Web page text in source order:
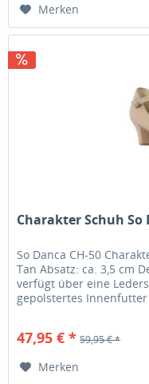
Merken
Charakter Schuh So
So Danca CH-50
Tan Absatz: ca. 3,5 cm
verfügt über eine
gepolstertes
47,95 € * 59,95 € *
Merken